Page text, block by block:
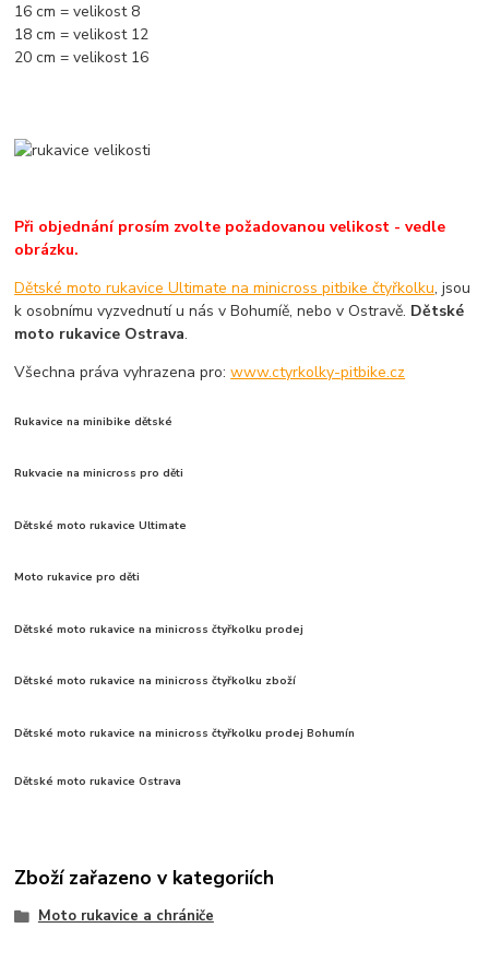
16 cm = velikost 8
18 cm = velikost 12
20 cm = velikost 16
Při objednání prosím zvolte požadovanou velikost - vedle
obrázku.
Dětské moto rukavice Ultimate na minicross pitbike čtyřkolku, jsou
k osobnímu vyzvednutí u nás v Bohumíě, nebo v Ostravě. Dětské
moto rukavice Ostrava.
Všechna práva vyhrazena pro:www.ctyrkolky-pitbike.cz
Rukavice na minibike dětské
Rukvacie na minicross pro děti
Dětské moto rukavice Ultimate
Moto rukavice pro děti
Dětské moto rukavice na minicross čtyřkolku prodej
Dětské moto rukavice na minicross čtyřkolku zboží
Dětské moto rukavice na minicross čtyřkolku prodej Bohumín
Dětské moto rukavice Ostrava
Zboží zařazeno v kategoriích
Moto rukavice a chrániče